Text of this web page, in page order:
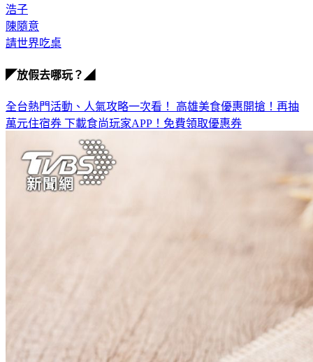
辦桌
浩子
陳隨意
全台熱門活動、人氣攻略一次看！高雄美食優惠開搶！再抽
下載食尚玩家APP！免費領取優惠券